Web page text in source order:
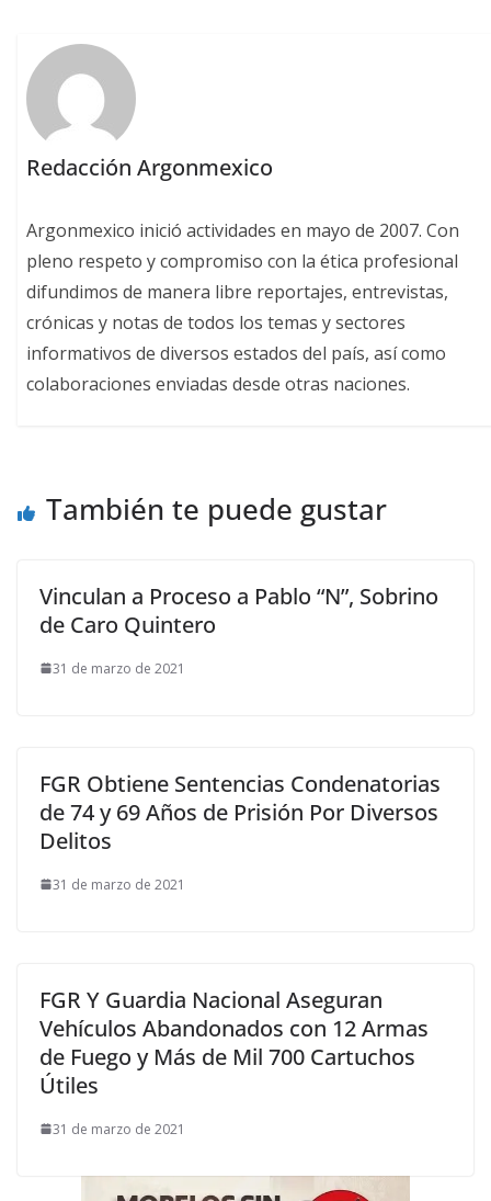
Redacción Argonmexico
Argonmexico inició actividades en mayo de 2007. Con
pleno respeto y compromiso con la ética profesional
difundimos de manera libre reportajes, entrevistas,
crónicas y notas de todos los temas y sectores
informativos de diversos estados del país, así como
colaboraciones enviadas desde otras naciones.
También te puede gustar
Vinculan a Proceso a Pablo “N”, Sobrino
de Caro Quintero
31 de marzo de 2021
FGR Obtiene Sentencias Condenatorias
de 74 y 69 Años de Prisión Por Diversos
Delitos
31 de marzo de 2021
FGR Y Guardia Nacional Aseguran
Vehículos Abandonados con 12 Armas
de Fuego y Más de Mil 700 Cartuchos
Útiles
31 de marzo de 2021